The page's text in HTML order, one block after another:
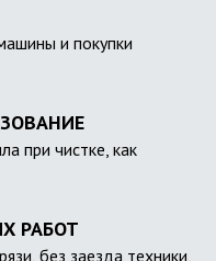
и покупки
при чистке, как
РАБОТ
без заезда техники,